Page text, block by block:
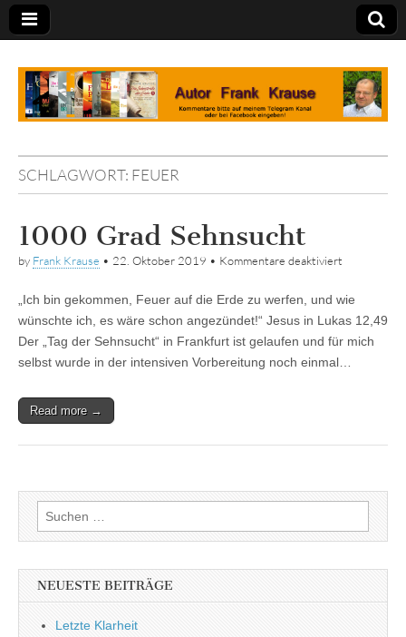
Tagebuch
SCHLAGWORT: FEUER
1000 Grad Sehnsucht
by Frank Krause • 22. Oktober 2019 • Kommentare deaktiviert
Sehnsucht
„Ich bin gekommen, Feuer auf die Erde zu werfen, und wie
wünschte ich, es wäre schon angezündet!“ Jesus in Lukas 12,49
Der „Tag der Sehnsucht“ in Frankfurt ist gelaufen und für mich
selbst wurde in der intensiven Vorbereitung noch einmal…
Read more →
Suchen
nach:
NEUESTE BEITRÄGE
Letzte Klarheit